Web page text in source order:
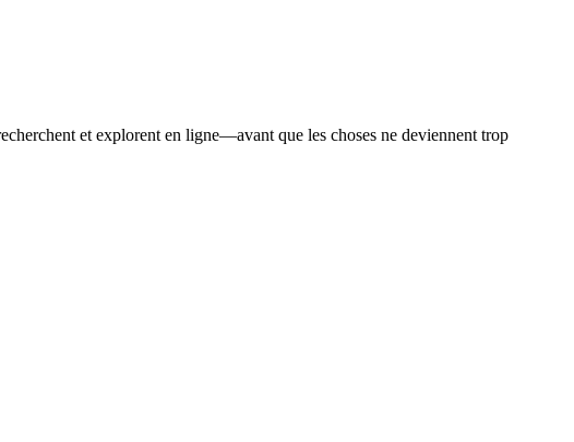
et explorent en ligne—avant que les choses ne deviennent trop